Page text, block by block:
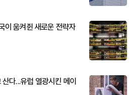
이 움켜쥔 새로운 전략자
다...유럽 열광시킨 메이